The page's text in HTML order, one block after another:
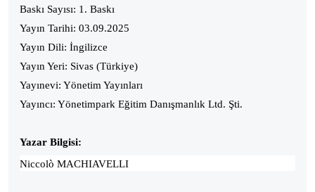
Baskı Sayısı: 1. Baskı
Yayın Tarihi: 03.09.2025
Yayın Dili: İngilizce
Yayın Yeri: Sivas (Türkiye)
Yayınevi: Yönetim Yayınları
Yayıncı: Yönetimpark Eğitim Danışmanlık Ltd. Şti.
Yazar Bilgisi:
Niccolò MACHIAVELLI